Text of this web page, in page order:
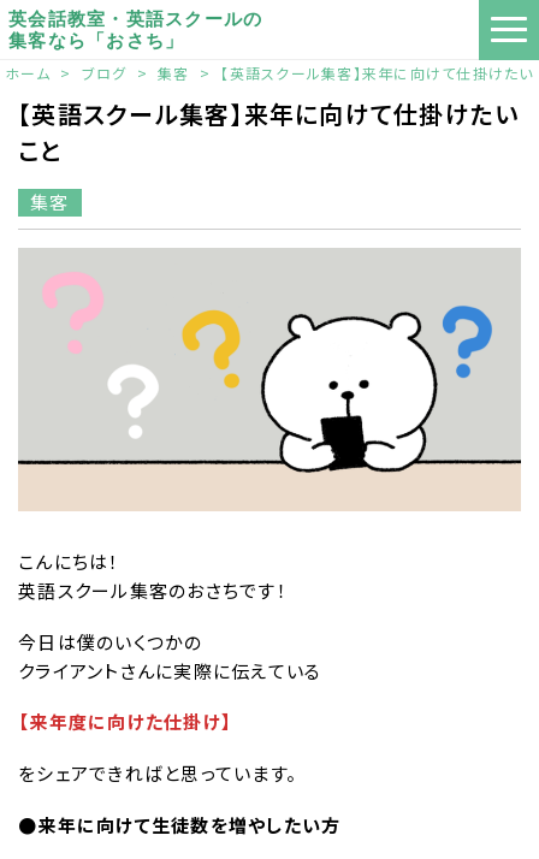
英会話教室・英語スクールの
集客なら「おさち」
ホーム > ブログ > 集客 > 【英語スクール集客】来年に向けて仕掛けたい
【英語スクール集客】来年に向けて仕掛けたい
こと
集客
こんにちは！
英語スクール集客のおさちです！
今日は僕のいくつかの
クライアントさんに実際に伝えている
【来年度に向けた仕掛け】
をシェアできればと思っています。
●来年に向けて生徒数を増やしたい方